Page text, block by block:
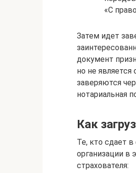
«С
Затем идет
документ
но не
заверяются
нотариальная
Как
Те, кто сдает
организации в
страхователя: